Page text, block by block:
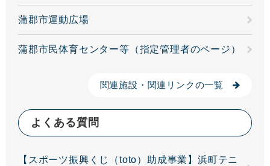
蒲郡市運動広場
蒲郡市民体育センター等（指定管理者のページ）
関連施設・関連リンクの一覧
よくある質問
【スポーツ振興くじ（toto）助成事業】浜町テニ